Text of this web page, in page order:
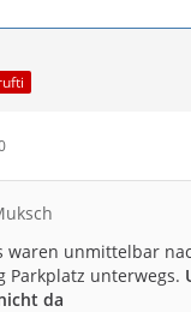
waren unmittelbar
Parkplatz unterwegs.
da